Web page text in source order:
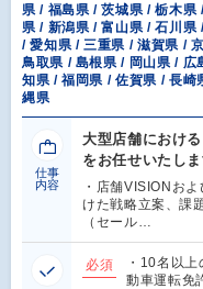
県 / 福島県 / 茨城県 / 栃木県
県 / 新潟県 / 富山県 / 石川
/ 愛知県 / 三重県 / 滋賀県 /
鳥取県 / 島根県 / 岡山県 / 広
知県 / 福岡県 / 佐賀県 / 長崎
縄県
仕事
内容
大型店舗におけ
をお任せいたしま
・店舗VISIONお
けた戦略立案、課
（セール…
必須
・10名以
動車運転免